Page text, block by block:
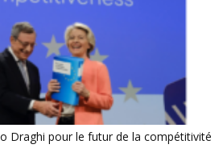
Draghi pour le futur de la compétitivité